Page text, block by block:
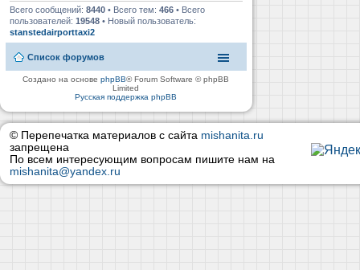
Всего сообщений: 8440 • Всего тем: 466 • Всего
пользователей: 19548 • Новый пользователь:
stanstedairporttaxi2
Список форумов
Создано на основеphpBB® Forum Software © phpBB
Limited
Русская поддержка phpBB
© Перепечатка материалов с сайта mishanita.ru
запрещена
По всем интересующим вопросам пишите нам на
mishanita@yandex.ru